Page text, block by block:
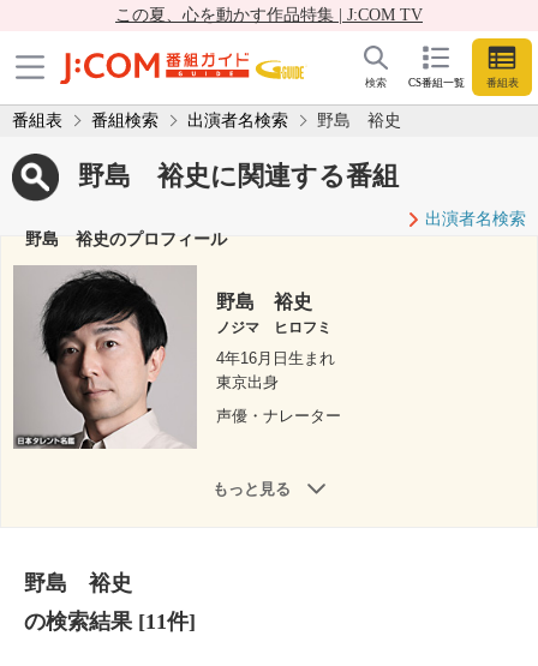
この夏、心を動かす作品特集 | J:COM TV
CS番組一覧 番組表
検索
番組表 番組検索 出演者名検索 野島 裕史
野島 裕史に関連する番組
出演者名検索
野島 裕史のプロフィール
野島 裕史
ノジマ ヒロフミ
4年16月日生まれ
東京出身
声優・ナレーター
もっと見る
野島 裕史
の検索結果[11件]